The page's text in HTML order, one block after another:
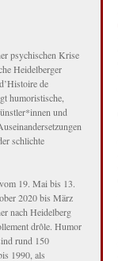
psychischen Krise
Heidelberger
de
humoristische,
und
schlichte
19. Mai bis 13.
2020 bis März
nach Heidelberg
drôle. Humor
rund 150
1990, als